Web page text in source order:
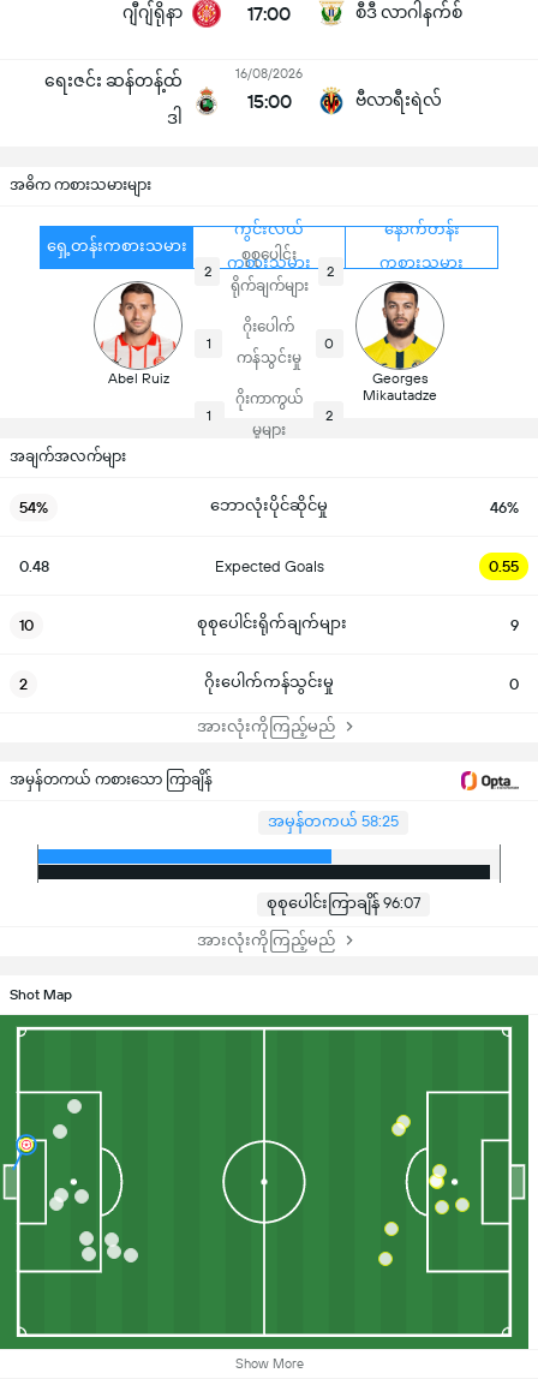
ဂျီဂျ်ရိုနာ 17:00 စီဒီ လာဂါနက်စ်
ရေးဇင်း ဆန်တန့်ထ်
ဒါ
16/08/2026
15:00 ဗီလာရီးရဲလ်
အဓိက ကစားသမားများ
ရှေ့တန်းကစားသမား
ကွင်းလယ်
ကစားသမား
နောက်တန်း
ကစားသမား
Abel Ruiz
2
စုစုပေါင်း
ရိုက်ချက်များ
2
1
ဂိုးပေါက်
ကန်သွင်းမှု
0
1
ဂိုးကာကွယ်
မှုများ
2
Georges
Mikautadze
အချက်အလက်များ
54% ဘောလုံးပိုင်ဆိုင်မှု 46%
0.48 Expected Goals 0.55
10 စုစုပေါင်းရိုက်ချက်များ 9
2 ဂိုးပေါက်ကန်သွင်းမှု 0
အားလုံးကိုကြည့်မည်
အမှန်တကယ် ကစားသော ကြာချိန်
အမှန်တကယ် 58:25
စုစုပေါင်းကြာချိန် 96:07
အားလုံးကိုကြည့်မည်
Shot Map
Show More